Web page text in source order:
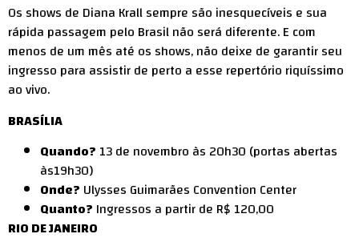
Os shows de Diana Krall sempre são inesquecíveis e sua
rápida passagem pelo Brasil não será diferente. E com
menos de um mês até os shows, não deixe de garantir seu
ingresso para assistir de perto a esse repertório riquíssimo
ao vivo.
BRASÍLIA
Quando? 13 de novembro às 20h30 (portas abertas
às19h30)
Onde? Ulysses Guimarães Convention Center
Quanto? Ingressos a partir de R$ 120,00
RIO DE JANEIRO